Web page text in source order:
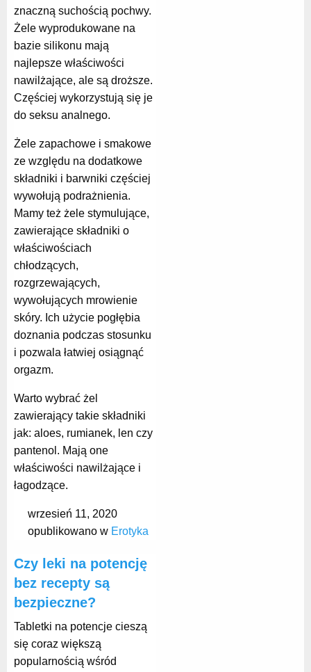
znaczną suchością pochwy.
Żele wyprodukowane na
bazie silikonu mają
najlepsze właściwości
nawilżające, ale są droższe.
Częściej wykorzystują się je
do seksu analnego.
Żele zapachowe i smakowe
ze względu na dodatkowe
składniki i barwniki częściej
wywołują podrażnienia.
Mamy też żele stymulujące,
zawierające składniki o
właściwościach
chłodzących,
rozgrzewających,
wywołujących mrowienie
skóry. Ich użycie pogłębia
doznania podczas stosunku
i pozwala łatwiej osiągnąć
orgazm.
Warto wybrać żel
zawierający takie składniki
jak: aloes, rumianek, len czy
pantenol. Mają one
właściwości nawilżające i
łagodzące.
wrzesień 11, 2020
opublikowano w Erotyka
Czy leki na potencję
bez recepty są
bezpieczne?
Tabletki na potencje cieszą
się coraz większą
popularnością wśród